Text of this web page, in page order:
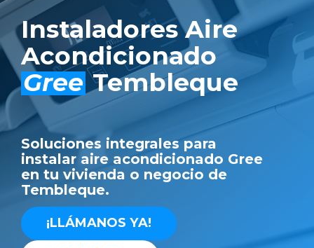
Instaladores Aire
Acondicionado
GreeTembleque
Soluciones integrales para
instalar aire acondicionado Gree
en tu vivienda o negocio de
Tembleque.
¡LLÁMANOS YA!